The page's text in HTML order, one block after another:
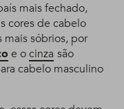
mais fechado,
cores de cabelo
mais sóbrios, por
e ocinza são
cabelo masculino